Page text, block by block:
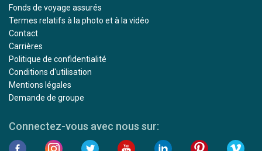
Fonds de voyage assurés
Termes relatifs à la photo et à la vidéo
Contact
Carrières
Politique de confidentialité
Conditions d'utilisation
Mentions légales
Demande de groupe
Connectez-vous avec nous sur: